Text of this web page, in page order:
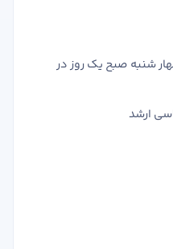
شنبه صبح یک روز در
ارشد